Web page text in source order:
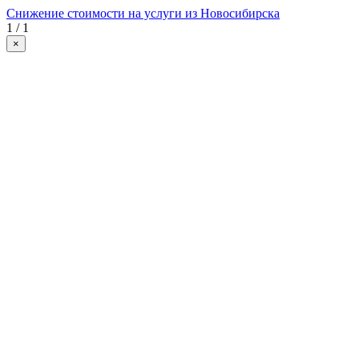
Снижение стоимости на услуги из Новосибирска
1 / 1
×